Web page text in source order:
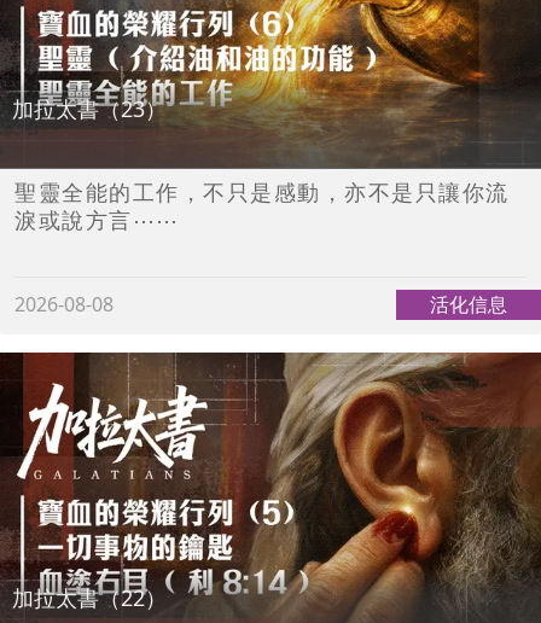
加拉太書（23）
聖靈全能的工作，不只是感動，亦不是只讓你流
淚或說方言⋯⋯
2026-08-08 活化信息
加拉太書（22）